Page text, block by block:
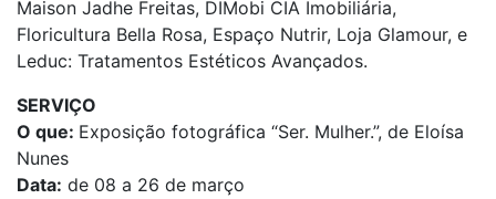
Maison Jadhe Freitas, DIMobi CIA Imobiliária,
Floricultura Bella Rosa, Espaço Nutrir, Loja Glamour, e
Leduc: Tratamentos Estéticos Avançados.
SERVIÇO
O que: Exposição fotográfica “Ser. Mulher.”, de Eloísa
Nunes
Data: de 08 a 26 de março